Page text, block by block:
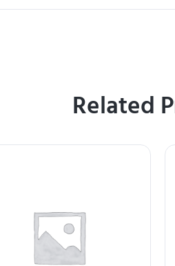
Related